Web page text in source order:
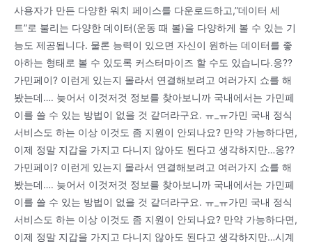
사용자가 만든 다양한 워치 페이스를 다운로드하고,”데이터 세
트”로 불리는 다양한 데이터(운동 때 볼)을 다양하게 볼 수 있는 기
능도 제공됩니다. 물론 능력이 있으면 자신이 원하는 데이터를 좋
아하는 형태로 볼 수 있도록 커스터마이즈 할 수도 있습니다.응??
가민페이? 이런게 있는지 몰라서 연결해보려고 여러가지 쇼를 해
봤는데…. 늦어서 이것저것 정보를 찾아보니까 국내에서는 가민페
이를 쓸 수 있는 방법이 없을 것 같더라구요. ㅠ_ㅠ가민 국내 정식
서비스도 하는 이상 이것도 좀 지원이 안되나요? 만약 가능하다면,
이제 정말 지갑을 가지고 다니지 않아도 된다고 생각하지만…응??
가민페이? 이런게 있는지 몰라서 연결해보려고 여러가지 쇼를 해
봤는데…. 늦어서 이것저것 정보를 찾아보니까 국내에서는 가민페
이를 쓸 수 있는 방법이 없을 것 같더라구요. ㅠ_ㅠ가민 국내 정식
서비스도 하는 이상 이것도 좀 지원이 안되나요? 만약 가능하다면,
이제 정말 지갑을 가지고 다니지 않아도 된다고 생각하지만…시계